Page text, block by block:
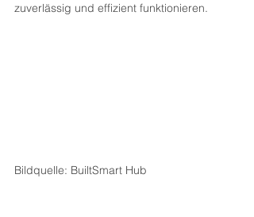
zuverlässig und effizient funktionieren.
Bildquelle: BuiltSmart Hub